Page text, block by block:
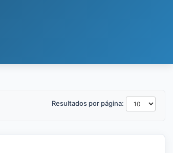
Resultados por página: